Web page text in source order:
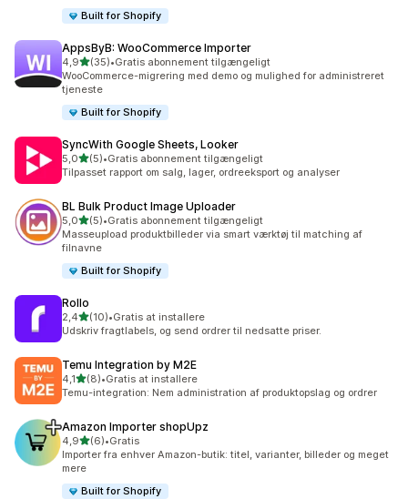
Built for Shopify
AppsByB: WooCommerce Importer
4,9ud af 5 stjerner
(35)
35 anmeldelser i alt
•Gratis abonnement tilgængeligt
WooCommerce-migrering med demo og mulighed for administreret
tjeneste
Built for Shopify
SyncWith Google Sheets, Looker
5,0ud af 5 stjerner
(5)
5 anmeldelser i alt
•Gratis abonnement tilgængeligt
Tilpasset rapport om salg, lager, ordreeksport og analyser
BL Bulk Product Image Uploader
5,0ud af 5 stjerner
(5)
5 anmeldelser i alt
•Gratis abonnement tilgængeligt
Masseupload produktbilleder via smart værktøj til matching af
filnavne
Built for Shopify
Rollo
2,4ud af 5 stjerner
(10)
10 anmeldelser i alt
•Gratis at installere
Udskriv fragtlabels, og send ordrer til nedsatte priser.
Temu Integration by M2E
4,1ud af 5 stjerner
(8)
8 anmeldelser i alt
•Gratis at installere
Temu-integration: Nem administration af produktopslag og ordrer
Amazon Importer shopUpz
4,9ud af 5 stjerner
(6)
6 anmeldelser i alt
•Gratis
Importer fra enhver Amazon-butik: titel, varianter, billeder og meget
mere
Built for Shopify